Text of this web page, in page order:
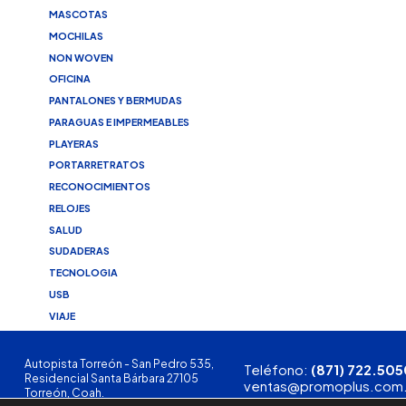
MASCOTAS
MOCHILAS
NON WOVEN
OFICINA
PANTALONES Y BERMUDAS
PARAGUAS E IMPERMEABLES
PLAYERAS
PORTARRETRATOS
RECONOCIMIENTOS
RELOJES
SALUD
SUDADERAS
TECNOLOGIA
USB
VIAJE
Autopista Torreón - San Pedro 535,
Residencial Santa Bárbara 27105
Torreón, Coah.
Teléfono: (871)